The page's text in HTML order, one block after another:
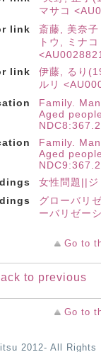
マサコ
link
斎藤, 美奈
トウ, ミナコ
link
伊藤, るり
ルリ
Family.
Aged people
Family.
Aged people
女性問題||ジ
グローバリ
ーバリゼー
Go to
to previous
Go to
2012- All Rights